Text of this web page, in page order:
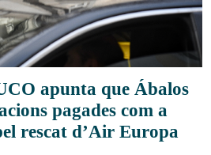
apunta que Ábalos
pagades com a
rescat d’Air Europa